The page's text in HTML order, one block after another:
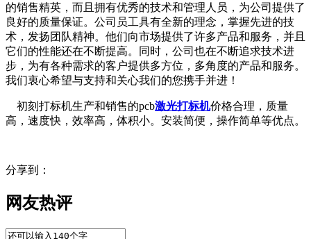
的销售精英，而且拥有优秀的技术和管理人员，为公司提供了
良好的质量保证。公司员工具有全新的理念，掌握先进的技
术，发扬团队精神。他们向市场提供了许多产品和服务，并且
它们的性能还在不断提高。同时，公司也在不断追求技术进
步，为有各种需求的客户提供多方位，多角度的产品和服务。
我们衷心希望与支持和关心我们的您携手并进！
初刻打标机生产和销售的pcb激光打标机价格合理，质量
高，速度快，效率高，体积小。安装简便，操作简单等优点。
分享到：
网友热评